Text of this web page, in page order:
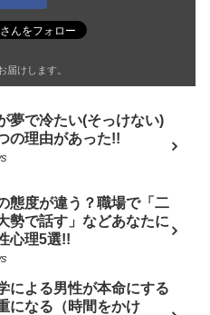
届けします。
夢で冷たい(そっけない)
の理由があった!!
態度が違う？職場で「二
勢で話す」などあなたに
心理5選!!
による男性が本命にする
になる（時間をかけ